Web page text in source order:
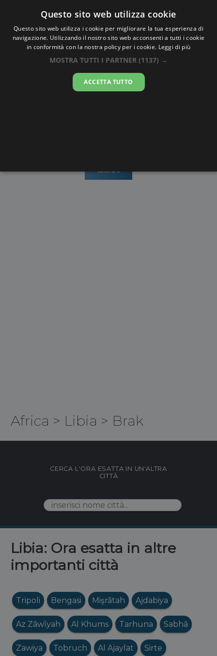
Oraesatta.co
Ora EsattaBrak
07:21:46
colorare
Africa > Libia > Brak
CERCA L'ORA ESATTA IN UN'ALTRA
CITTÀ
Libia: Ora esatta in altre
importanti città
Tripoli Bengasi Mişrātah Ajdabiya
Az Zāwīyah Al Khums Tarhuna Sabhā
Zawiya Tobruch Al Ajaylat Sirte
Questo sito web utilizza cookie
Questo sito web utilizza i cookie per migliorare la tua esperienza di
navigazione. Utilizzando il nostro sito web acconsenti a tutti i cookie
in conformità con la nostra policy per i cookie. Leggi di più
MOSTRA TUTTI I PARTNER (1137) →
ACCETTA TUTTO